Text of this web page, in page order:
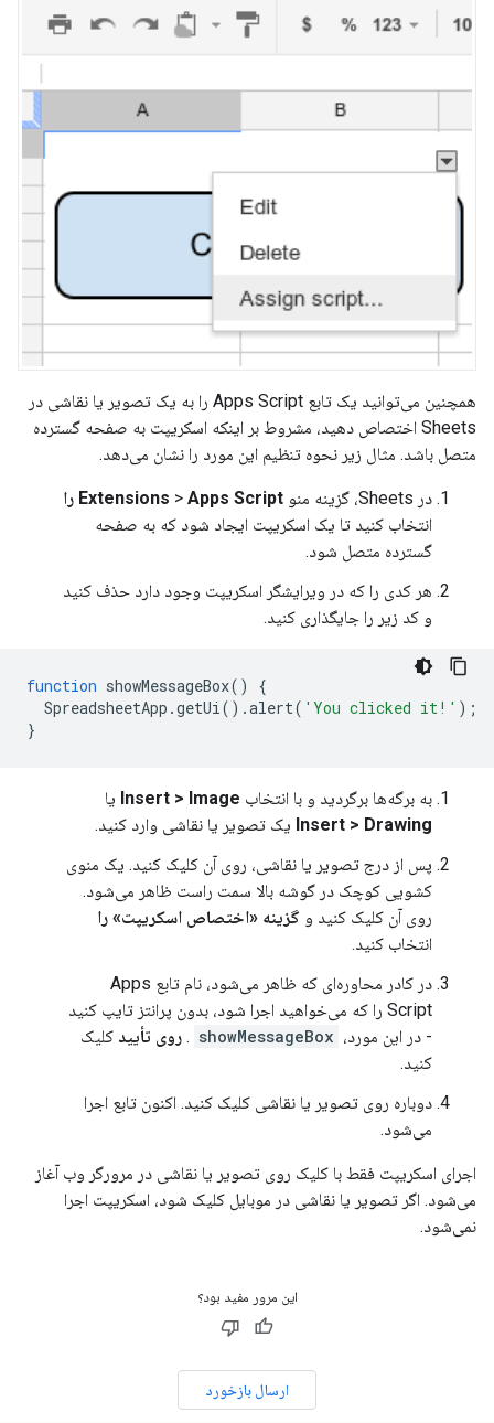
همچنین می‌توانید یک تابع Apps Script را به یک تصویر یا نقاشی در
Sheets اختصاص دهید، مشروط بر اینکه اسکریپت به صفحه گسترده
متصل باشد. مثال زیر نحوه تنظیم این مورد را نشان می‌دهد.
در Sheets، گزینه منو Extensions > Apps Script را
انتخاب کنید تا یک اسکریپت ایجاد شود که به صفحه
گسترده متصل شود.
هر کدی را که در ویرایشگر اسکریپت وجود دارد حذف کنید
و کد زیر را جایگذاری کنید.
function showMessageBox()
{
SpreadsheetApp .getUi().alert( 'You clicked it!' );
}
به برگه‌ها برگردید و با انتخاب Insert > Image یا
Insert > Drawing یک تصویر یا نقاشی وارد کنید.
پس از درج تصویر یا نقاشی، روی آن کلیک کنید. یک منوی
کشویی کوچک در گوشه بالا سمت راست ظاهر می‌شود.
روی آن کلیک کنید و گزینه «اختصاص اسکریپت» را
انتخاب کنید.
در کادر محاوره‌ای که ظاهر می‌شود، نام تابع Apps
Script را که می‌خواهید اجرا شود، بدون پرانتز تایپ کنید
- در این مورد، showMessageBox
. روی تأیید کلیک
کنید.
دوباره روی تصویر یا نقاشی کلیک کنید. اکنون تابع اجرا
می‌شود.
اجرای اسکریپت فقط با کلیک روی تصویر یا نقاشی در مرورگر وب آغاز
می‌شود. اگر تصویر یا نقاشی در موبایل کلیک شود، اسکریپت اجرا
نمی‌شود.
این مرور مفید بود؟
ارسال بازخورد